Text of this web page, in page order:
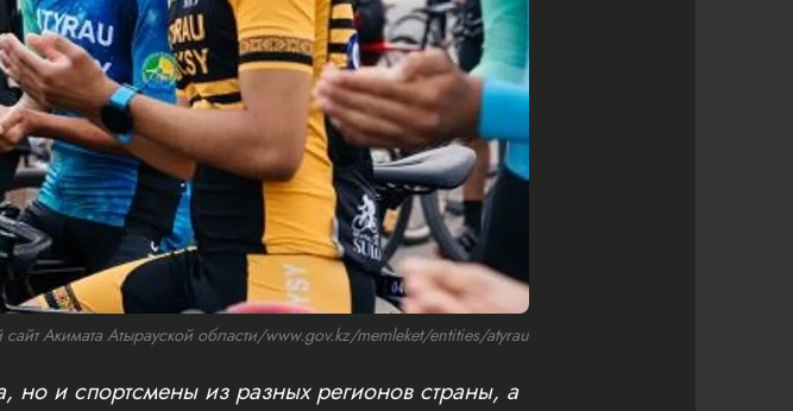
Акимата Атырауской области/www.gov.kz/memleket/entities/atyrau
но и спортсмены из разных регионов страны, а